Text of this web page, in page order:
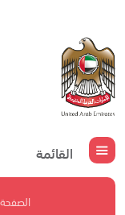
القائمة